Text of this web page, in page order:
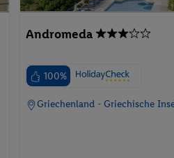
Andromeda
100%
Griechenland - Griechische